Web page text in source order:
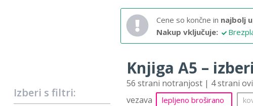
Izberi s filtri:
Cene so končne in najbolj
Nakup vključuje:
Knjiga A5 –
56 strani notranjost | 4 strani
vezava
lepljeno broširano